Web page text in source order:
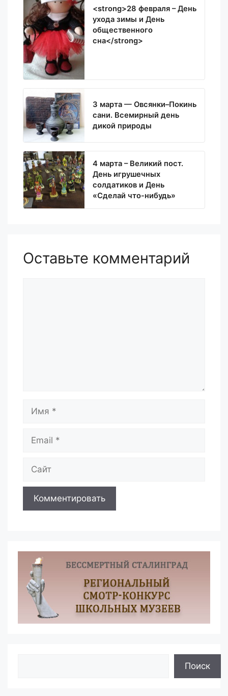
<strong>28 февраля – День
ухода зимы и День
общественного
сна</strong>
3 марта — Овсянки–Покинь
сани. Всемирный день
дикой природы
4 марта – Великий пост.
День игрушечных
солдатиков и День
«Сделай что-нибудь»
Оставьте комментарий
Поиск